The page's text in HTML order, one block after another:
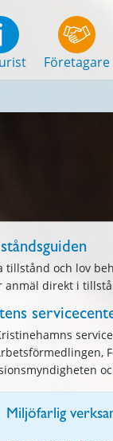
Företagare
tillstånd och lov
anmäl direkt i
Miljöfarlig